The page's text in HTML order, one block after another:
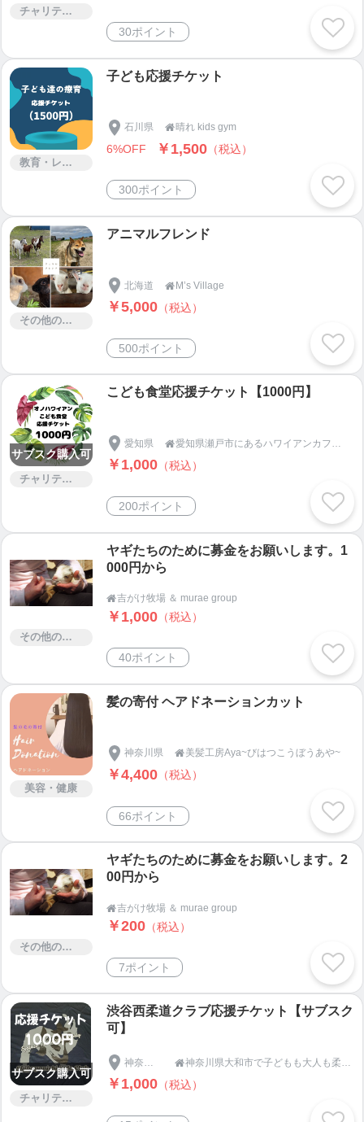
チャリティー
30ポイント
教育・レッスン・講習
子ども応援チケット
石川県 晴れ kids gym
6%OFF ￥1,500 （税込）
300ポイント
その他のサービス
アニマルフレンド
北海道 M’s Village
￥5,000 （税込）
500ポイント
サブスク購入可
チャリティー
こども食堂応援チケット【1000円】
愛知県  愛知県瀬戸市にあるハワイアンカフェ【カフェandキッチン ONO Hawaiian】
￥1,000 （税込）
200ポイント
その他のサービス
ヤギたちのために募金をお願いします。1
000円から
吉がけ牧場 ＆ murae group
￥1,000 （税込）
40ポイント
美容・健康
髪の寄付 ヘアドネーションカット
神奈川県 美髪工房Aya~びはつこうぼうあや~
￥4,400 （税込）
66ポイント
その他のサービス
ヤギたちのために募金をお願いします。2
00円から
吉がけ牧場 ＆ murae group
￥200 （税込）
7ポイント
サブスク購入可
チャリティー
渋谷西柔道クラブ応援チケット【サブスク
可】
神奈川県  神奈川県大和市で子どもも大人も柔道やるなら|渋谷西柔道クラブ
￥1,000 （税込）